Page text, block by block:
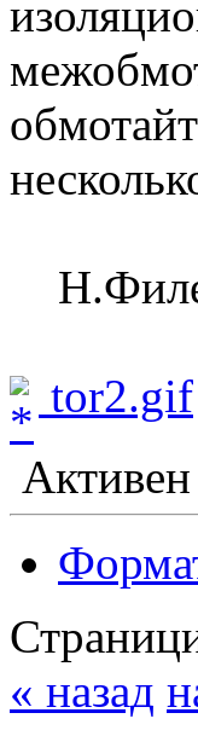
tor2.gif
Активен
« назад